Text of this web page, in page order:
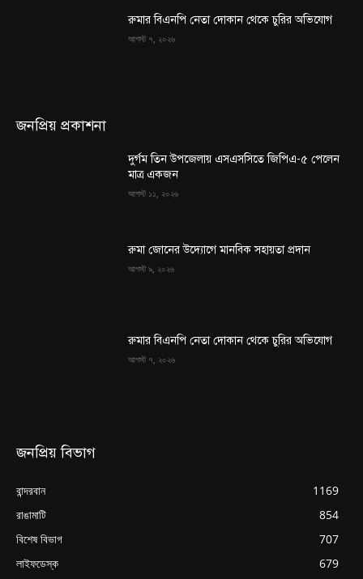
রুমার বিএনপি নেতা দোকান থেকে চুরির অভিযোগ
আগস্ট ৭, ২০২৬
জনপ্রিয় প্রকাশনা
দুর্গম তিন উপজেলায় এসএসসিতে জিপিএ-৫ পেলেন
মাত্র একজন
আগস্ট ১১, ২০২৬
রুমা জোনের উদ্যোগে মানবিক সহায়তা প্রদান
আগস্ট ৯, ২০২৬
রুমার বিএনপি নেতা দোকান থেকে চুরির অভিযোগ
আগস্ট ৭, ২০২৬
জনপ্রিয় বিভাগ
বান্দরবান
1169
রাঙামাটি
854
বিশেষ বিভাগ
707
লাইফডেস্ক
679